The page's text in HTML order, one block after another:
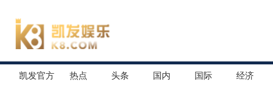
凯发官方 热点 头条 国内 国际 经济